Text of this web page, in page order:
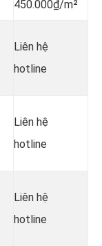
450.000₫/m²
Liên hệ
hotline
Liên hệ
hotline
Liên hệ
hotline